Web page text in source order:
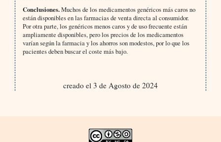
Conclusiones.Muchos de los medicamentos genéricos más caros no
están disponibles en las farmacias de venta directa al consumidor.
Por otra parte, los genéricos menos caros y de uso frecuente están
ampliamente disponibles, pero los precios de los medicamentos
varían según la farmacia y los ahorros son modestos, por lo que los
pacientes deben buscar el coste más bajo.
creado el 3 de Agosto de 2024